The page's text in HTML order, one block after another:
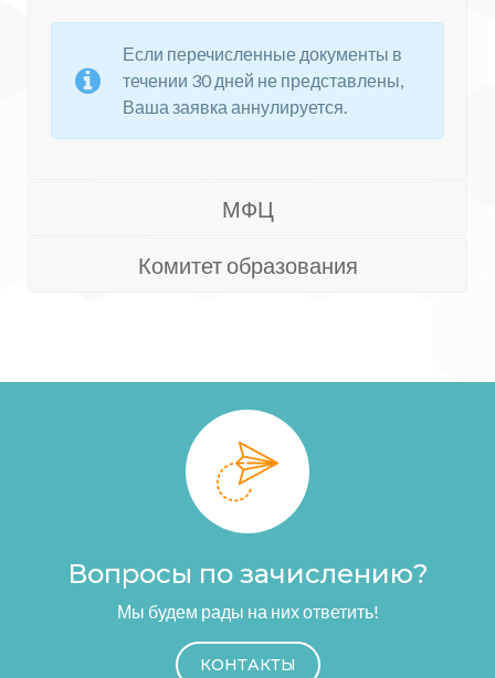
Если перечисленные документы в
течении 30 дней не представлены,
Ваша заявка аннулируется.
МФЦ
Комитет образования
Вопросы по зачислению?
Мы будем рады на них ответить!
КОНТАКТЫ